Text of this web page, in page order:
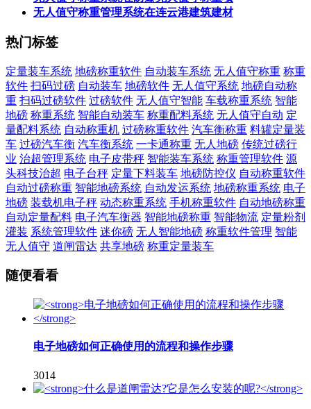
无人值守称重管理系统在连云港建筑建材
热门标签
定量装车系统 地磅称重软件 自动装车系统 无人值守称重 称重
软件 扫码过磅 自动装车 地磅软件 无人值守系统 地磅自动称
重 扫码过磅软件 过磅软件 无人值守智能 车载称重系统 智能
地磅 称重系统 智能自动装车 称重配料系统 无人值守自动 定
量配料系统 自动称重机 过磅称重软件 汽车衡称重 料罐定量装
车 过磅汽车衡 汽车衡系统 一卡通称重 无人地磅 传统过磅行
业 治超管理系统 电子皮带秤 智能装车系统 称重管理软件 源
头科技治超 电子台秤 定量下料装车 地磅防控仪 自动称重软件
自动过磅称重 智能地磅系统 自动发运系统 地磅称重系统 电子
地磅 装载机电子秤 动态称重系统 手机称重软件 自动地磅称重
自动定量配料 电子汽车衡器 智能地磅称重 智能物流 定量粉剂
灌装 系统管理软件 迷你磅 无人智能地磅 称重软件管理 智能
无人值守 道闸雷达 共享地磅 称重定量装车
随便看看
电子地磅如何正确使用的流程和操作步骤
3014